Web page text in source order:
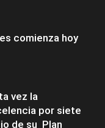
comienza hoy
vez la
por siete
de su Plan